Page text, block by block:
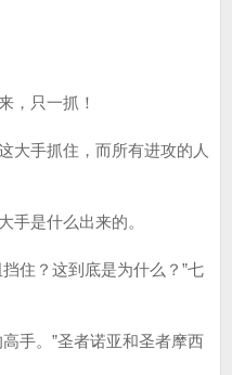
，只一抓！
大手抓住，而所有进攻的人
是什么出来的。
住？这到底是为什么？”七
手。”圣者诺亚和圣者摩西